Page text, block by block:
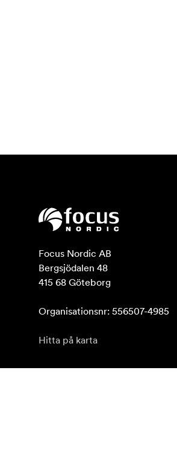
Focus Nordic AB
Bergsjödalen 48
415 68 Göteborg
Organisationsnr: 556507-4985
Hitta på karta